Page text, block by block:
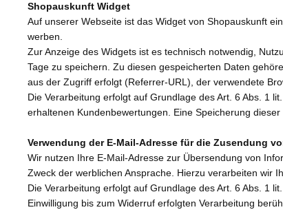
Shopauskunft Widget
Auf unserer Webseite ist das Widget von Shopauskunft
werben.
Zur Anzeige des Widgets ist es technisch notwendig,
Tage zu speichern. Zu diesen gespeicherten Daten
aus der Zugriff erfolgt (Referrer-URL), der verwendete
Die Verarbeitung erfolgt auf Grundlage des Art. 6 Abs. 1
erhaltenen Kundenbewertungen. Eine Speicherung
Verwendung der E-Mail-Adresse für die Zusendung
Wir nutzen Ihre E-Mail-Adresse zur Übersendung von
Zweck der werblichen Ansprache. Hierzu verarbeiten wir
Die Verarbeitung erfolgt auf Grundlage des Art. 6 Abs. 1
Einwilligung bis zum Widerruf erfolgten Verarbeitung